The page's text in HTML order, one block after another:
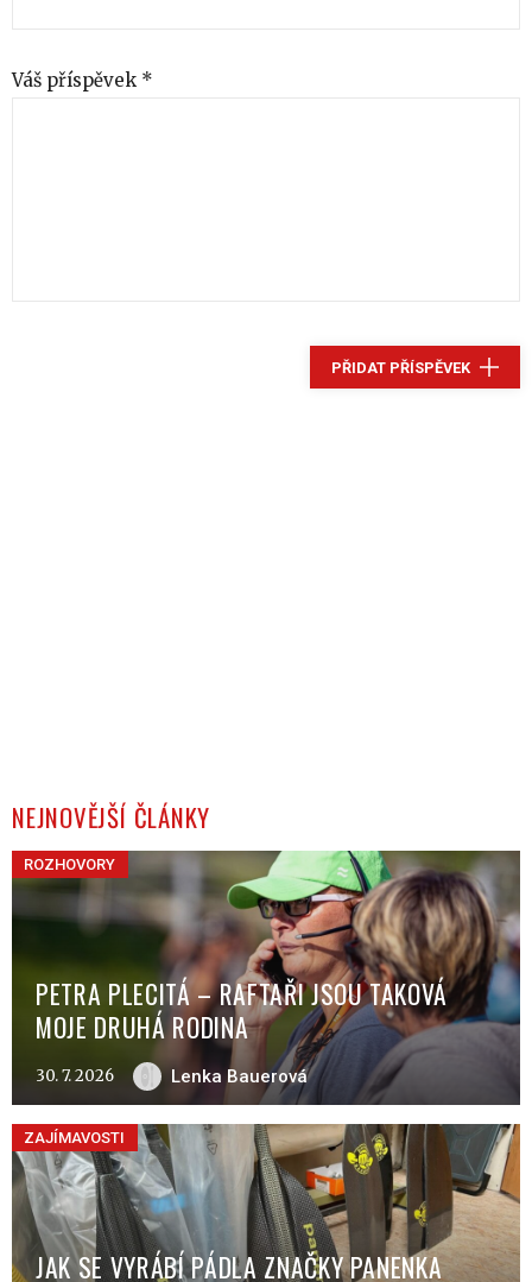
Váš příspěvek *
PŘIDAT PŘÍSPĚVEK
NEJNOVĚJŠÍ ČLÁNKY
ROZHOVORY
PETRA PLECITÁ – RAFTAŘI JSOU TAKOVÁ
MOJE DRUHÁ RODINA
30. 7. 2026 Lenka Bauerová
ZAJÍMAVOSTI
JAK SE VYRÁBÍ PÁDLA ZNAČKY PANENKA